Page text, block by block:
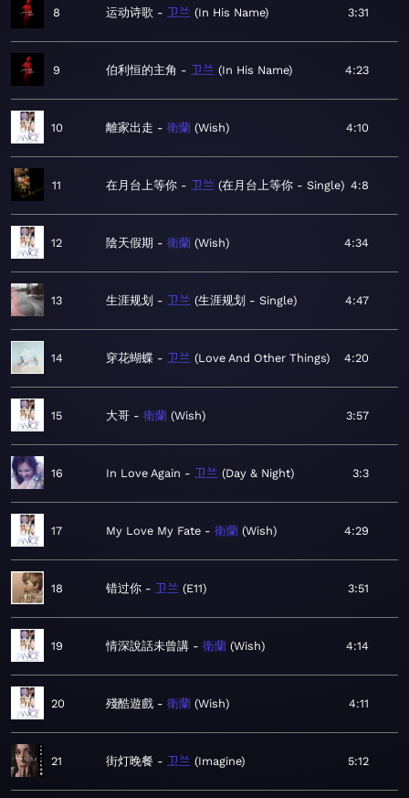
8 运动诗歌 卫兰 In His Name 3:31
9 伯利恒的主角 卫兰 In His Name 4:23
10 離家出走 衛蘭 Wish 4:10
11 在月台上等你 卫兰 在月台上等你 - Single 4:8
12 陰天假期 衛蘭 Wish 4:34
13 生涯规划 卫兰 生涯规划 - Single 4:47
14 穿花蝴蝶 卫兰 Love And Other Things 4:20
15 大哥 衛蘭 Wish 3:57
16 In Love Again 卫兰 Day & Night 3:3
17 My Love My Fate 衛蘭 Wish 4:29
18 错过你 卫兰 E11 3:51
19 情深說話未曾講 衛蘭 Wish 4:14
20 殘酷遊戲 衛蘭 Wish 4:11
21 街灯晚餐 卫兰 Imagine 5:12